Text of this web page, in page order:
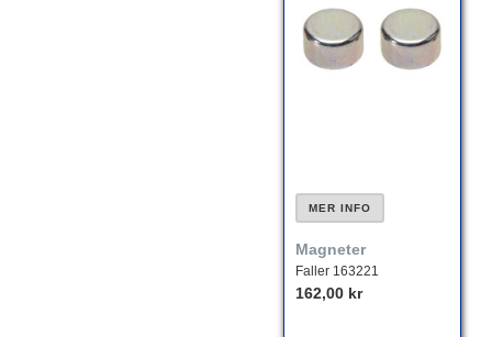
MER INFO
Magneter
Faller 163221
162,00 kr